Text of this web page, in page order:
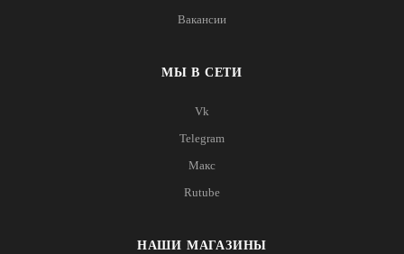
Вакансии
МЫ В СЕТИ
Vk
Telegram
Макс
Rutube
НАШИ МАГАЗИНЫ